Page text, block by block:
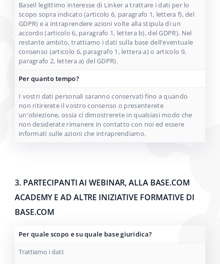
BaseIl legittimo interesse di Linker a trattare i dati per lo
scopo sopra indicato (articolo 6, paragrafo 1, lettera f), del
GDPR) e a intraprendere azioni volte alla stipula di un
accordo (articolo 6, paragrafo 1, lettera b), del GDPR). Nel
restante ambito, trattiamo i dati sulla base dell'eventuale
consenso (articolo 6, paragrafo 1, lettera a) o articolo 9,
paragrafo 2, lettera a) del GDPR).
Per quanto tempo?
I vostri dati personali saranno conservati fino a quando
non ritirerete il vostro consenso o presenterete
un'obiezione, ossia ci dimostrerete in qualsiasi modo che
non desiderate rimanere in contatto con noi ed essere
informati sulle azioni che intraprendiamo.
3. PARTECIPANTI AI WEBINAR, ALLA BASE.COM
ACADEMY E AD ALTRE INIZIATIVE FORMATIVE DI
BASE.COM
Per quale scopo e su quale base giuridica?
Trattiamo i dati: